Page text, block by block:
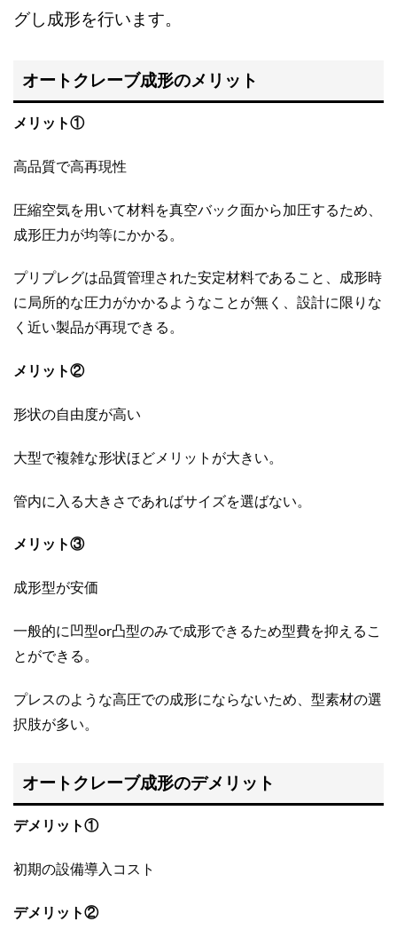
グし成形を行います。
オートクレーブ成形のメリット
メリット①
高品質で高再現性
圧縮空気を用いて材料を真空バック面から加圧するため、
成形圧力が均等にかかる。
プリプレグは品質管理された安定材料であること、成形時
に局所的な圧力がかかるようなことが無く、設計に限りな
く近い製品が再現できる。
メリット②
形状の自由度が高い
大型で複雑な形状ほどメリットが大きい。
管内に入る大きさであればサイズを選ばない。
メリット③
成形型が安価
一般的に凹型or凸型のみで成形できるため型費を抑えるこ
とができる。
プレスのような高圧での成形にならないため、型素材の選
択肢が多い。
オートクレーブ成形のデメリット
デメリット①
初期の設備導入コスト
デメリット②